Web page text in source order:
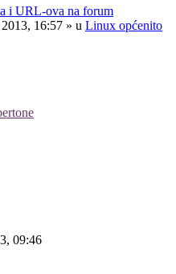
i URL-ova na forum
16:57 » u Linux općenito
09:46